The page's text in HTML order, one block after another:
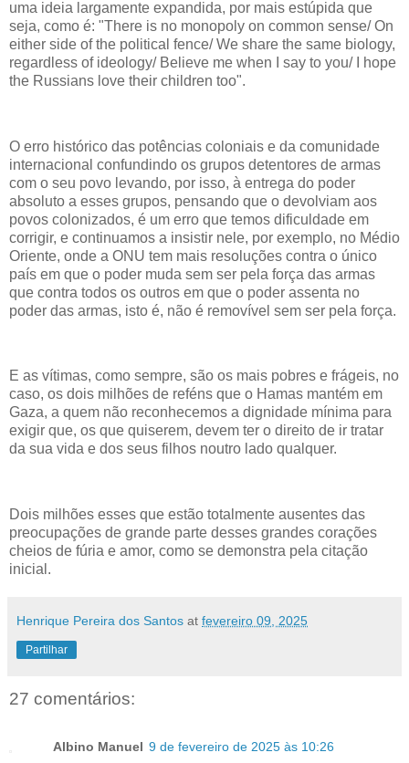
uma ideia largamente expandida, por mais estúpida que
seja, como é: "There is no monopoly on common sense/ On
either side of the political fence/ We share the same biology,
regardless of ideology/ Believe me when I say to you/ I hope
the Russians love their children too".
O erro histórico das potências coloniais e da comunidade
internacional confundindo os grupos detentores de armas
com o seu povo levando, por isso, à entrega do poder
absoluto a esses grupos, pensando que o devolviam aos
povos colonizados, é um erro que temos dificuldade em
corrigir, e continuamos a insistir nele, por exemplo, no Médio
Oriente, onde a ONU tem mais resoluções contra o único
país em que o poder muda sem ser pela força das armas
que contra todos os outros em que o poder assenta no
poder das armas, isto é, não é removível sem ser pela força.
E as vítimas, como sempre, são os mais pobres e frágeis, no
caso, os dois milhões de reféns que o Hamas mantém em
Gaza, a quem não reconhecemos a dignidade mínima para
exigir que, os que quiserem, devem ter o direito de ir tratar
da sua vida e dos seus filhos noutro lado qualquer.
Dois milhões esses que estão totalmente ausentes das
preocupações de grande parte desses grandes corações
cheios de fúria e amor, como se demonstra pela citação
inicial.
Henrique Pereira dos Santos at fevereiro 09, 2025
Partilhar
27 comentários:
Albino Manuel 9 de fevereiro de 2025 às 10:26